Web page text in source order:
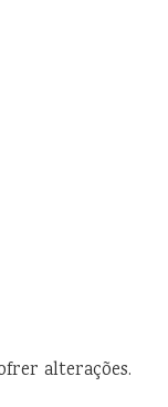
alterações.